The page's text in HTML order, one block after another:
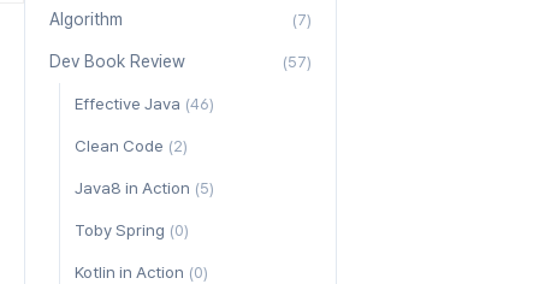
Algorithm (7)
Dev Book Review (57)
Effective Java (46)
Clean Code (2)
Java8 in Action (5)
Toby Spring (0)
Kotlin in Action (0)